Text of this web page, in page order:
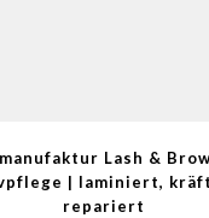
Lash &
| laminiert,
repariert